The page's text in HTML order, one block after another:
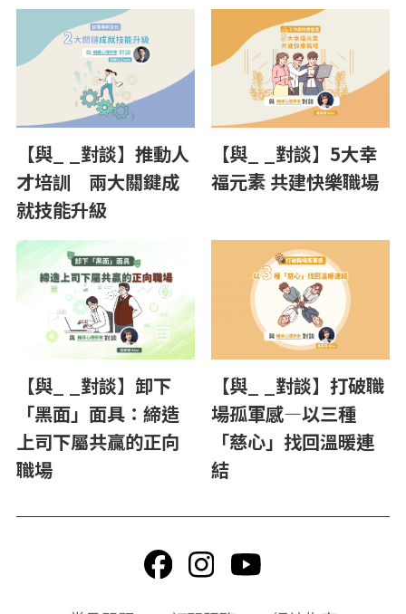
【與_ _對談】推動人
才培訓 兩大關鍵成
就技能升級
【與_ _對談】5大幸
福元素 共建快樂職場
【與_ _對談】卸下
「黑面」面具：締造
上司下屬共贏的正向
職場
【與_ _對談】打破職
場孤軍感―以三種
「慈心」找回溫暖連
結